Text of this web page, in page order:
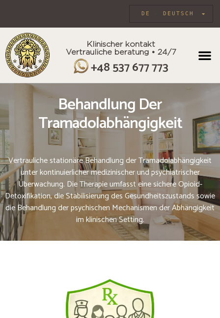
DEUTSCH
DE
Klinischer kontakt
Vertrauliche beratung • 24/7
+48 537 677 773
Behandlung Der
Tramadolabhängigkeit
Vertrauliche stationäre Behandlung der Tramadolabhängigkeit
unter kontinuierlicher medizinischer und psychiatrischer
Überwachung. Die Therapie umfasst eine sichere Opioid-
Detoxifikation, die Stabilisierung des Gesundheitszustands sowie
die Behandlung der psychischen Mechanismen der Abhängigkeit
im klinischen Setting.